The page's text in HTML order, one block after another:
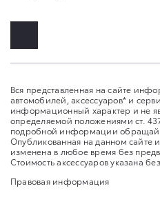
Вся представленная на сайте
автомобилей, аксессуаров* и
информационный характер и не
определяемой положениями ст.
подробной информации
Опубликованная на данном
изменена в любое время без
Стоимость аксессуаров указана
Правовая информация